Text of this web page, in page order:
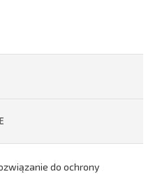
do ochrony